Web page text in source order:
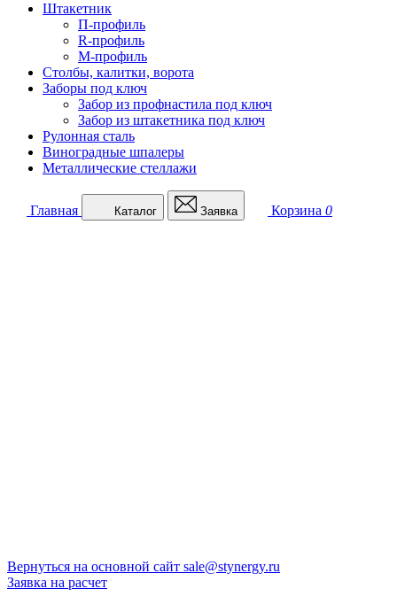
Штакетник
П-профиль
R-профиль
М-профиль
Столбы, калитки, ворота
Заборы под ключ
Забор из профнастила под ключ
Забор из штакетника под ключ
Рулонная сталь
Виноградные шпалеры
Металлические стеллажи
Главная Каталог Заявка Корзина 0
Вернуться на основной сайт sale@stynergy.ru
Заявка на расчет